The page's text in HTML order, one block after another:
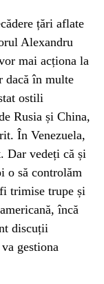
țări aflate
Alexandru
mai acționa la
dacă în multe
ostili
Rusia și China,
În Venezuela,
Dar vedeți că și
o să controlăm
trimise trupe și
încă
discuții
gestiona